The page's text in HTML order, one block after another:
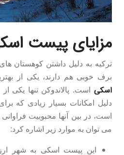
مزایای پیست
ترکیه به دلیل داشتن کوهستان
برف خوبی هم دارند، یکی از
اسکی
است. پالاندوکن تنها یکی
دلیل امکانات بسیار زیادی که
است، در بین آنها محبوبیت
می توان به موارد زیر اشاره کرد:
این پیست اسکی به شهر